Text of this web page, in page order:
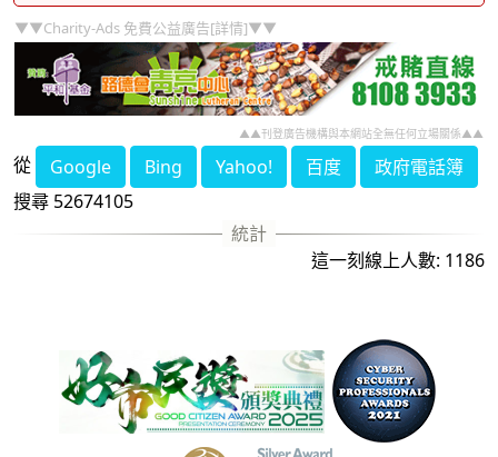
▼▼Charity-Ads 免費公益廣告[詳情]▼▼
▲▲刊登廣告機構與本網站全無任何立場關係▲▲
從 Google Bing Yahoo! 百度
政府電話簿
搜尋 52674105
這一刻線上人數: 1186